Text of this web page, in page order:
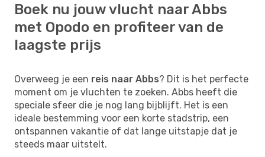
Boek nu jouw vlucht naar Abbs
met Opodo en profiteer van de
laagste prijs
Overweeg je een reis naar Abbs? Dit is het perfecte
moment om je vluchten te zoeken. Abbs heeft die
speciale sfeer die je nog lang bijblijft. Het is een
ideale bestemming voor een korte stadstrip, een
ontspannen vakantie of dat lange uitstapje dat je
steeds maar uitstelt.